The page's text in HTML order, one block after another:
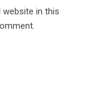
website in this